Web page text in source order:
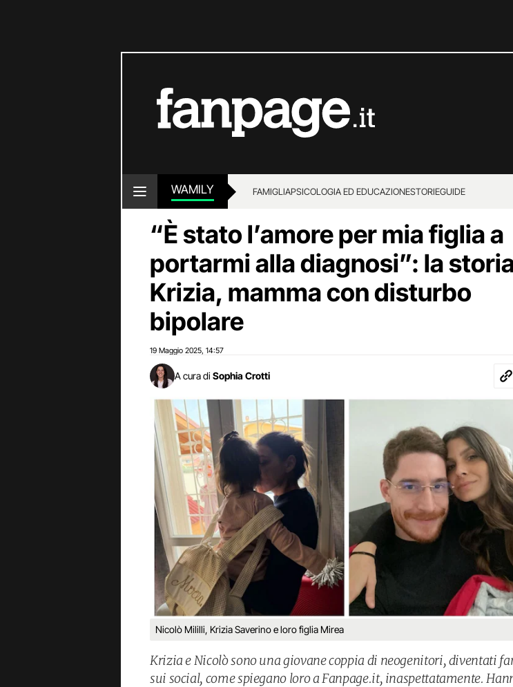
WAMILY FAMIGLIAPSICOLOGIA ED EDUCAZIONESTORIEGUIDE
“È stato l’amore per mia figlia a
portarmi alla diagnosi”: la
Krizia, mamma con disturbo
bipolare
19 Maggio 2025 14:57
A cura di Sophia Crotti
Nicolò Mililli, Krizia Saverino e loro figlia Mirea
Krizia e Nicolò sono una giovane coppia di neogenitori, diventati
sui social, come spiegano loro a Fanpage.it, inaspettatamente.